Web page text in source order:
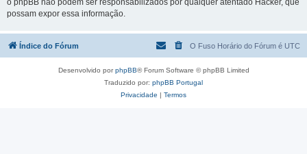
o phpBB não podem ser responsabilizados por qualquer atentado Hacker, que
possam expor essa informação.
Índice do Fórum O Fuso Horário do Fórum é UTC
Desenvolvido porphpBB® Forum Software © phpBB Limited
Traduzido por: phpBB Portugal
Privacidade | Termos